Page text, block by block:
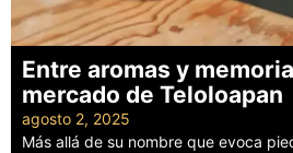
Entre aromas y
mercado de Teloloapan
agosto 2, 2025
Más allá de su nombre que evoca